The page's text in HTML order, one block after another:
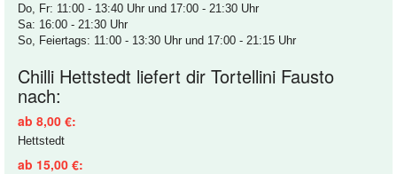
Do, Fr: 11:00 - 13:40 Uhr und 17:00 - 21:30 Uhr
Sa: 16:00 - 21:30 Uhr
So, Feiertags: 11:00 - 13:30 Uhr und 17:00 - 21:15 Uhr
Chilli Hettstedt liefert dir Tortellini Fausto
nach:
ab 8,00 €:
Hettstedt
ab 15,00 €: